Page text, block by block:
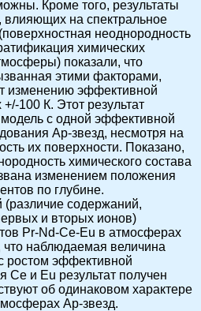
Кроме того, результаты
влияющих на спектральное
неоднородность
химических
показали, что
этими факторами,
изменению эффективной
100 К. Этот результат
модель с одной эффективной
Ар-звезд, несмотря на
их поверхности. Показано,
химического состава
изменением положения
по глубине.
содержаний,
и вторых ионов)
Pr-Nd-Ce-Eu в атмосферах
что наблюдаемая величина
ростом эффективной
и Eu результат получен
об одинаковом характере
Ар-звезд.